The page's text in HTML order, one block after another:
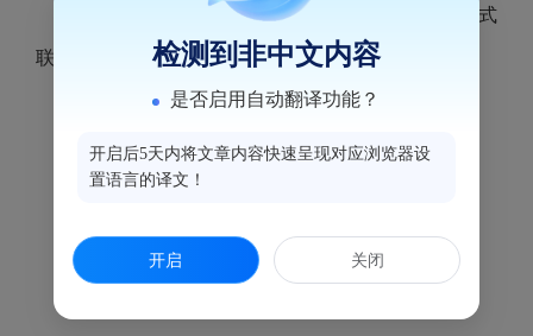
（四）凡对本次公告内容提出询问，请按以下方式
联系。
名 称：福州市鼓楼区财政局
地址：福建省福州市鼓楼区津泰路98号
联系方式：马张斌 0591-87534548
检测到非中文内容
是否启用自动翻译功能？
开启后5天内将文章内容快速呈现对应浏览器设
置语言的译文！
开启 关闭